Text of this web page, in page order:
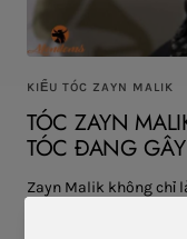
KIỂU TÓC ZAYN MALIK
TÓC ZAYN
TÓC ĐANG
Zayn Malik không chỉ
mẫu thời trang cho